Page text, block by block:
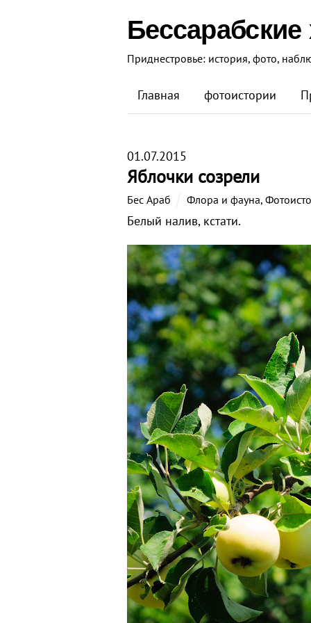
Бессарабские
Приднестровье: история, фото,
Главная фотоистории
01.07.2015
Яблочки созрели
Бес Араб Флора и фауна,
Белый налив, кстати.